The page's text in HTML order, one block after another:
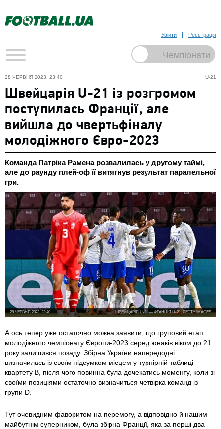
Увійти Реєстрація
U-21
28 ЧЕРВНЯ 2023, 23:40
Швейцарія U-21 із розгромом
поступилась Франції, але
вийшла до чвертьфіналу
молодіжного Євро-2023
Команда Патріка Рамена розвалилась у другому таймі,
але до раунду плей-оф її витягнув результат паралельної
гри.
ШВЕЙЦАРІЯ U-21 — ФРАНЦІЯ U-21, GETTY IMAGES
28 ЧЕРВНЯ 2023, 23:40
А ось тепер уже остаточно можна заявити, що груповий етап
молодіжного чемпіонату Європи-2023 серед юнаків віком до 21
року залишився позаду. Збірна України напередодні
визначилась із своїм підсумком місцем у турнірній таблиці
квартету B, після чого повинна була дочекатись моменту, коли зі
своїми позиціями остаточно визначиться четвірка команд із
групи D.
Тут очевидним фаворитом на перемогу, а відповідно й нашим
майбутнім суперником, була збірна Франції, яка за перші два